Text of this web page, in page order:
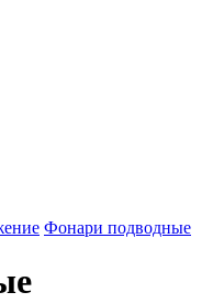
Фонари подводные